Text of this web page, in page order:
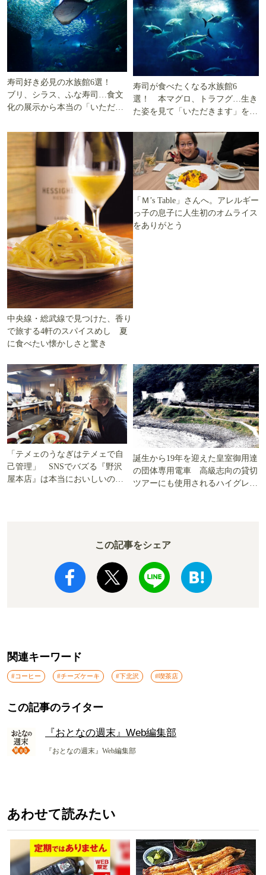
寿司好き必見の水族館6選！
ブリ、シラス、ふな寿司…食文
化の展示から本当の「いただき
寿司が食べたくなる水族館6
選！ 本マグロ、トラフグ…生き
た姿を見て「いただきます」を考
中央線・総武線で見つけた、香り
で旅する4軒のスパイスめし 夏
に食べたい懐かしさと驚き
「Ｍ’s Table」さんへ。アレルギー
っ子の息子に人生初のオムライス
をありがとう
「テメェのうなぎはテメェで自
己管理」 SNSでバズる『野沢
屋本店』は本当においしいの
誕生から19年を迎えた皇室御用達
の団体専用電車 高級志向の貸切
ツアーにも使用されるハイグレー
この記事をシェア
関連キーワード
#コーヒー #チーズケーキ #下北沢 #喫茶店
この記事のライター
『おとなの週末』Web編集部
『おとなの週末』Web編集部
あわせて読みたい